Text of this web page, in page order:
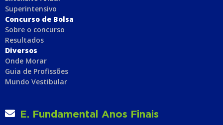
Superintensivo
Concurso de Bolsa
Sobre o concurso
Resultados
Diversos
Onde Morar
Guia de Profissões
Mundo Vestibular
E. Fundamental Anos Finais